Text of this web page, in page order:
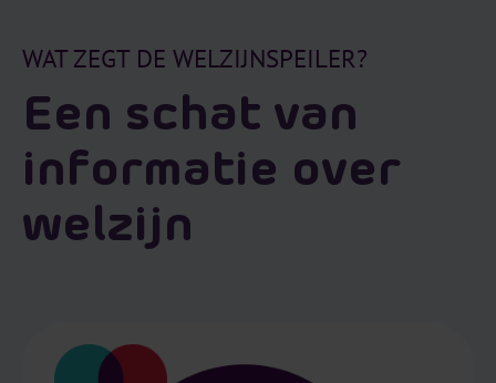
WAT ZEGT DE WELZIJNSPEILER?
Een schat van
informatie over
welzijn